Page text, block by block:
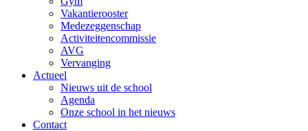
Vakantierooster
Medezeggenschap
Activiteitencommissie
AVG
Vervanging
Actueel
Nieuws uit de school
Agenda
Onze school in het nieuws
Contact